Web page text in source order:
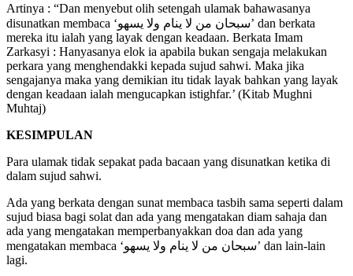
Artinya : “Dan menyebut olih setengah ulamak bahawasanya
disunatkan membaca ‘سبحان من لا ينام ولا يسهو’ dan berkata
mereka itu ialah yang layak dengan keadaan. Berkata Imam
Zarkasyi : Hanyasanya elok ia apabila bukan sengaja melakukan
perkara yang menghendakki kepada sujud sahwi. Maka jika
sengajanya maka yang demikian itu tidak layak bahkan yang layak
dengan keadaan ialah mengucapkan istighfar.’ (Kitab Mughni
Muhtaj)
KESIMPULAN
Para ulamak tidak sepakat pada bacaan yang disunatkan ketika di
dalam sujud sahwi.
Ada yang berkata dengan sunat membaca tasbih sama seperti dalam
sujud biasa bagi solat dan ada yang mengatakan diam sahaja dan
ada yang mengatakan memperbanyakkan doa dan ada yang
mengatakan membaca ‘سبحان من لا ينام ولا يسهو’ dan lain-lain
lagi.